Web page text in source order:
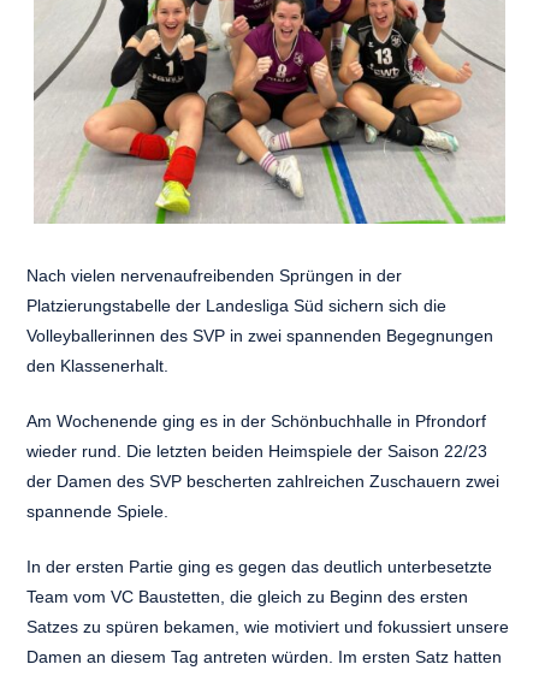
Nach vielen nervenaufreibenden Sprüngen in der
Platzierungstabelle der Landesliga Süd sichern sich die
Volleyballerinnen des SVP in zwei spannenden Begegnungen
den Klassenerhalt.
Am Wochenende ging es in der Schönbuchhalle in Pfrondorf
wieder rund. Die letzten beiden Heimspiele der Saison 22/23
der Damen des SVP bescherten zahlreichen Zuschauern zwei
spannende Spiele.
In der ersten Partie ging es gegen das deutlich unterbesetzte
Team vom VC Baustetten, die gleich zu Beginn des ersten
Satzes zu spüren bekamen, wie motiviert und fokussiert unsere
Damen an diesem Tag antreten würden. Im ersten Satz hatten